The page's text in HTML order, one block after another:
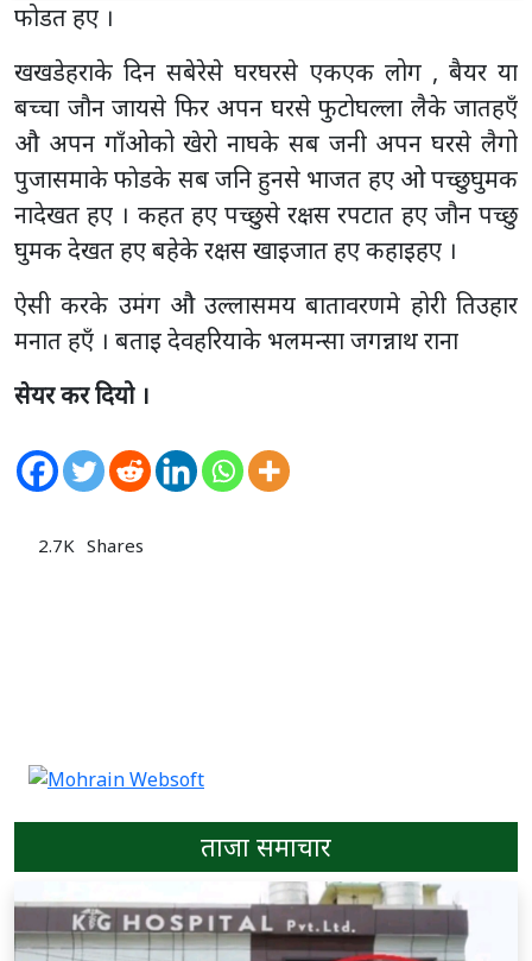
फोडत हए ।
खखडेहराके दिन सबेरेसे घरघरसे एकएक लोग , बैयर या
बच्चा जौन जायसे फिर अपन घरसे फुटोघल्ला लैके जातहएँ
औ अपन गाँओको खेरो नाघके सब जनी अपन घरसे लैगो
पुजासमाके फाेडके सब जनि हुनसे भाजत हए ओ पच्छुघुमक
नादेखत हए । कहत हए पच्छुसे रक्षस रपटात हए जौन पच्छु
घुमक देखत हए बहेके रक्षस खाइजात हए कहाइहए ।
ऐसी करके उमंग औ उल्लासमय बातावरणमे होरी तिउहार
मनात हएँ । बताइ देवहरियाके भलमन्सा जगन्नाथ राना
सेयर कर दियो ।
2.7K Shares
ताजा समाचार